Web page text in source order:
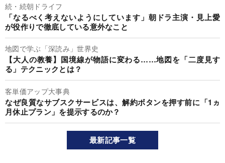
続・続朝ドライフ
「なるべく考えないようにしています」朝ドラ主演・見上愛
が役作りで徹底している意外なこと
地図で学ぶ「深読み」世界史
【大人の教養】国境線が物語に変わる……地図を「二度見す
る」テクニックとは？
客単価アップ大事典
なぜ良質なサブスクサービスは、解約ボタンを押す前に「1ヵ
月休止プラン」を提示するのか？
最新記事一覧